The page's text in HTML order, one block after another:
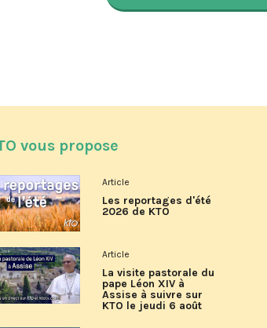
vous propose
Article
Les reportages d'été
2026 de KTO
Article
La visite pastorale du
pape Léon XIV à
Assise à suivre sur
KTO le jeudi 6 août